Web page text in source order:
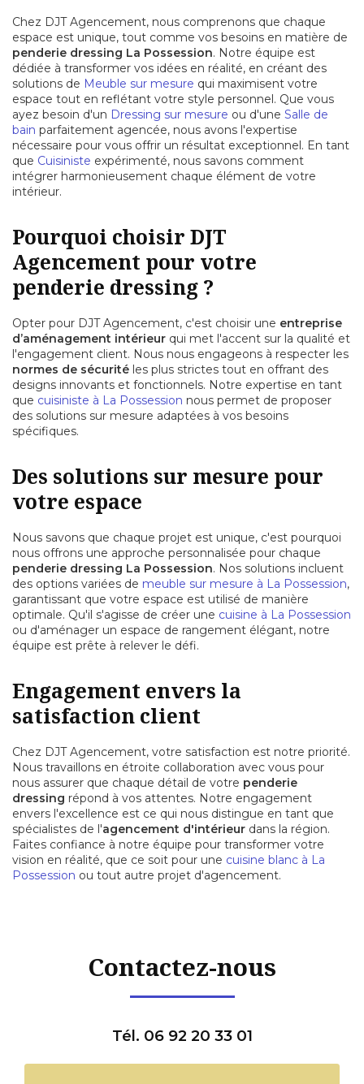
Chez DJT Agencement, nous comprenons que chaque
espace est unique, tout comme vos besoins en matière de
penderie dressing La Possession. Notre équipe est
dédiée à transformer vos idées en réalité, en créant des
solutions de Meuble sur mesure qui maximisent votre
espace tout en reflétant votre style personnel. Que vous
ayez besoin d'un Dressing sur mesure ou d'une Salle de
bain parfaitement agencée, nous avons l'expertise
nécessaire pour vous offrir un résultat exceptionnel. En tant
que Cuisiniste expérimenté, nous savons comment
intégrer harmonieusement chaque élément de votre
intérieur.
Pourquoi choisir DJT
Agencement pour votre
penderie dressing ?
Opter pour DJT Agencement, c'est choisir une entreprise
d’aménagement intérieur qui met l'accent sur la qualité et
l'engagement client. Nous nous engageons à respecter les
normes de sécurité les plus strictes tout en offrant des
designs innovants et fonctionnels. Notre expertise en tant
que cuisiniste à La Possession nous permet de proposer
des solutions sur mesure adaptées à vos besoins
spécifiques.
Des solutions sur mesure pour
votre espace
Nous savons que chaque projet est unique, c'est pourquoi
nous offrons une approche personnalisée pour chaque
penderie dressing La Possession. Nos solutions incluent
des options variées de meuble sur mesure à La Possession,
garantissant que votre espace est utilisé de manière
optimale. Qu'il s'agisse de créer une cuisine à La Possession
ou d'aménager un espace de rangement élégant, notre
équipe est prête à relever le défi.
Engagement envers la
satisfaction client
Chez DJT Agencement, votre satisfaction est notre priorité.
Nous travaillons en étroite collaboration avec vous pour
nous assurer que chaque détail de votre penderie
dressing répond à vos attentes. Notre engagement
envers l'excellence est ce qui nous distingue en tant que
spécialistes de l'agencement d'intérieur dans la région.
Faites confiance à notre équipe pour transformer votre
vision en réalité, que ce soit pour une cuisine blanc à La
Possession ou tout autre projet d'agencement.
Contactez-nous
Tél. 06 92 20 33 01